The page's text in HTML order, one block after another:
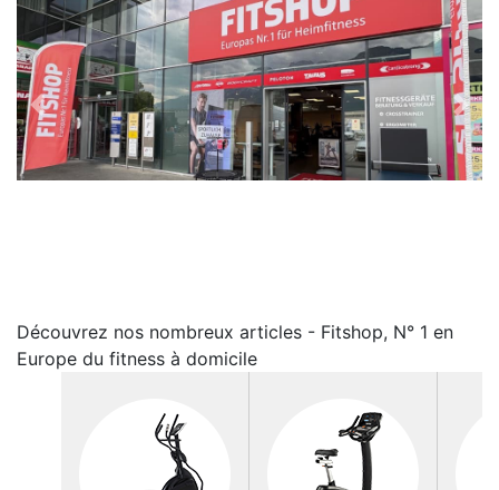
Previous Next
Découvrez nos nombreux articles - Fitshop, N° 1 en
Europe du fitness à domicile